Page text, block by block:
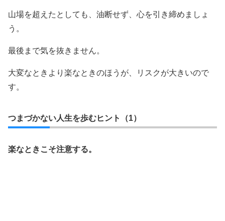
山場を超えたとしても、油断せず、心を引き締めましょ
う。
最後まで気を抜きません。
大変なときより楽なときのほうが、リスクが大きいので
す。
つまづかない人生を歩むヒント（1）
楽なときこそ注意する。